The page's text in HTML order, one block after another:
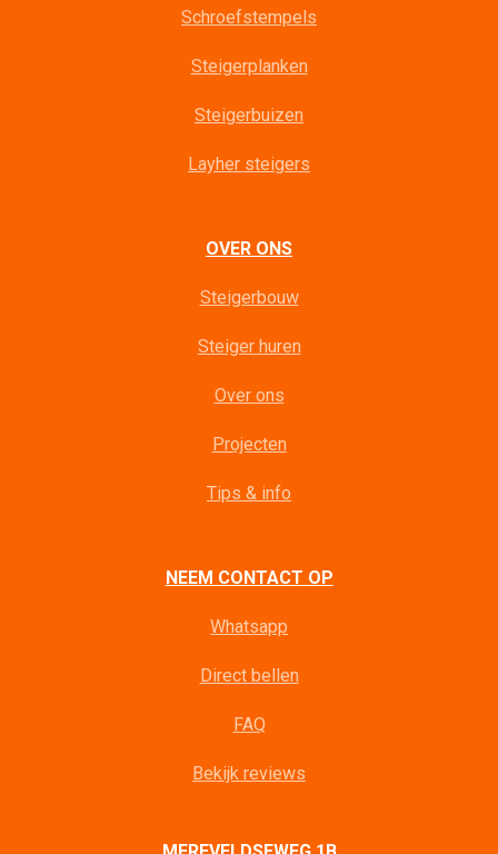
Schroefstempels
Steigerplanken
Steigerbuizen
Layher steigers
OVER ONS
Steigerbouw
Steiger huren
Over ons
Projecten
Tips & info
NEEM CONTACT OP
Whatsapp
Direct bellen
FAQ
Bekijk reviews